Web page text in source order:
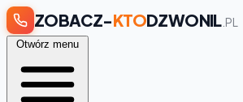
ZOBACZ-KTODZWONIL.PL
Otwórz menu